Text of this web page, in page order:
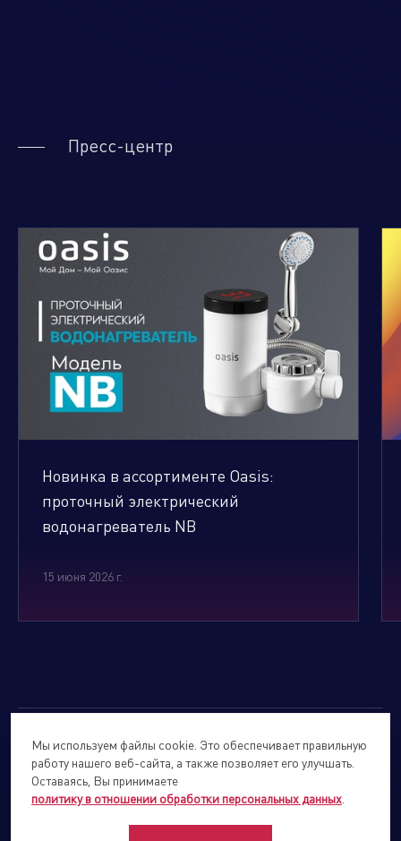
Пресс-центр
Новинка в ассортименте Oasis:
проточный электрический
водонагреватель NB
15 июня 2026 г.
© 2026Forte Holding.Все права защищены.
Политика обработки персональных данных
Сайты подразделений Холдинга
Мы используем файлы cookie. Это обеспечивает правильную
работу нашего веб-сайта, а также позволяет его улучшать.
Оставаясь, Вы принимаете
политику в отношении обработки персональных данных